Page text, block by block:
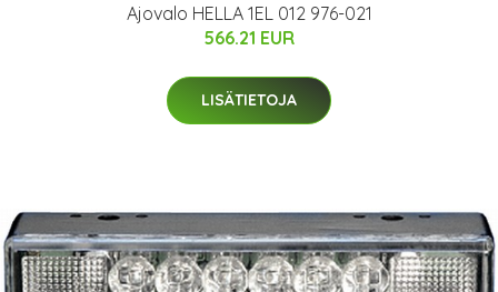
Ajovalo HELLA 1EL 012 976-021
566.21 EUR
LISÄTIETOJA